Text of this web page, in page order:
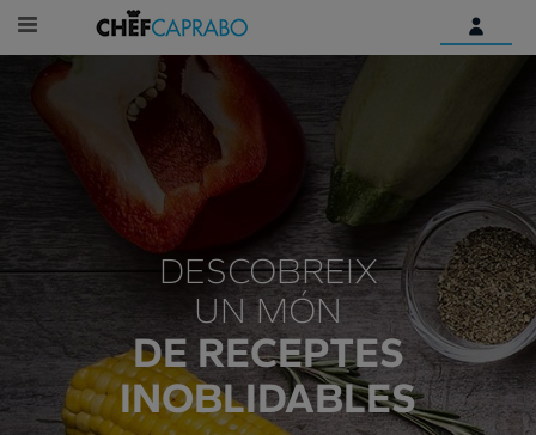
Comença aquí
DESCOBREIX
UN MÓN
DE RECEPTES
INOBLIDABLES